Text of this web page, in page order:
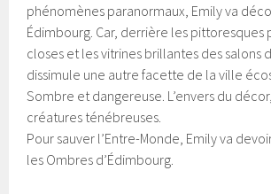
phénomènes paranormaux, Emily va
Édimbourg. Car, derrière les pittoresques
closes et les vitrines brillantes des salons
dissimule une autre facette de la ville
Sombre et dangereuse. L’envers du
créatures ténébreuses.
Pour sauver l’Entre-Monde, Emily va
les Ombres d’Édimbourg.